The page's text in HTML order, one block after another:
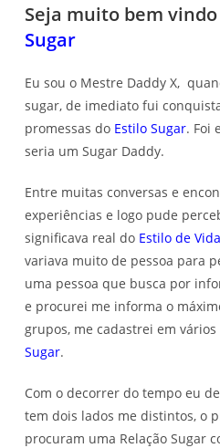
Seja muito bem
Sugar
Eu sou o Mestre Daddy X,
sugar, de imediato fui
promessas do Estilo Sugar. Foi
seria um Sugar Daddy.
Entre muitas conversas e
experiências e logo pude
significava real do Estilo de
variava muito de pessoa para
uma pessoa que busca por
e procurei me informa o
grupos, me cadastrei em vários
Sugar.
Com o decorrer do tempo eu
tem dois lados me distintos, o
procuram uma Relação Sugar